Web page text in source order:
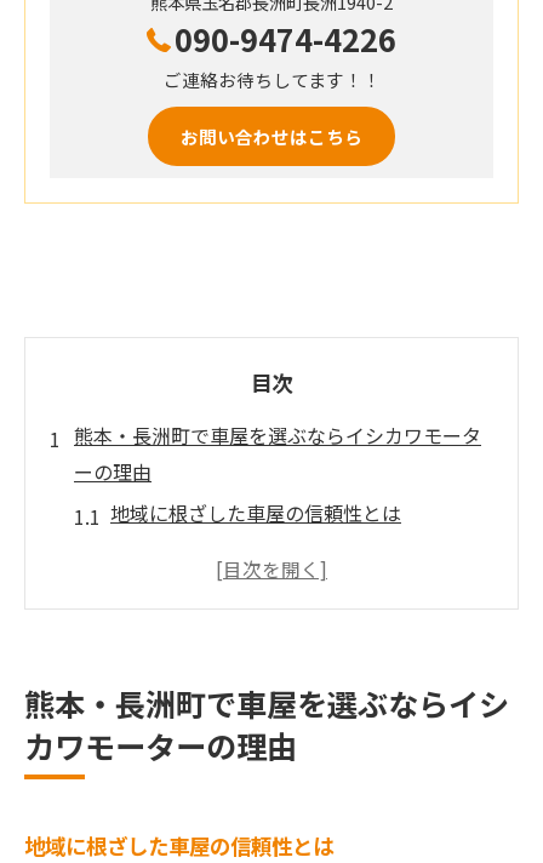
090-9474-4226
ご連絡お待ちしてます！！
お問い合わせはこちら
目次
熊本・長洲町で車屋を選ぶならイシカワモータ
ーの理由
地域に根ざした車屋の信頼性とは
イシカワモーターの選ばれるポイント
熊本県での車屋としての使命
地域密着型の車屋イシカワモーターで安心のカ
地元密着のサービス展開とは
熊本・長洲町で車屋を選ぶならイシ
カワモーターの理由
地域に根ざした車屋の信頼性とは